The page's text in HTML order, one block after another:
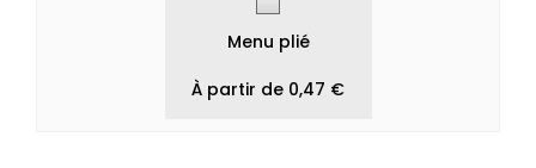
Menu plié
À partir de 0,47 €